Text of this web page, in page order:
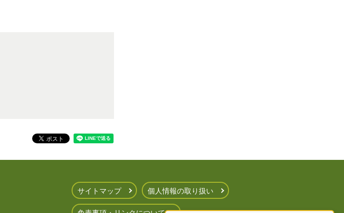
サイトマップ 個人情報の取り扱い